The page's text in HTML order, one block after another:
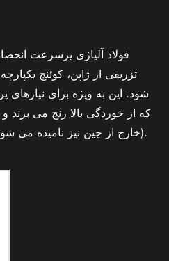
فولاد آلیاژی پرسرعت
تزریقی از ژاپن، کوئنچ
شود. این به ویژه برای
که از خوردگی بالا رنج می
را تضمین می کند (که HTP خارج از چین نیز نامیده می شود).